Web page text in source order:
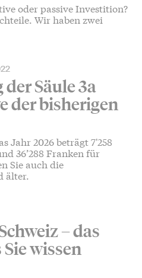
oder passive Investition?
Wir haben zwei
Säule 3a
der bisherigen
Jahr 2026 beträgt 7'258
36’288 Franken für
Sie auch die
älter.
– das
wissen